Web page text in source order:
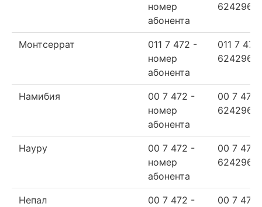
номер
абонента
624296
Монтсеррат
011 7 472 -
номер
абонента
011 7 472
624296
Намибия
00 7 472 -
номер
абонента
00 7 472
624296
Науру
00 7 472 -
номер
абонента
00 7 472
624296
Непал
00 7 472 -
00 7 472